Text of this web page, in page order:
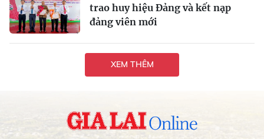
trao huy hiệu Đảng và kết nạp
đảng viên mới
XEM THÊM